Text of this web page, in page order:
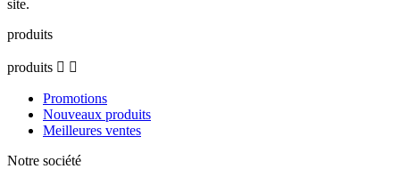
site.
produits
produits  
Promotions
Nouveaux produits
Meilleures ventes
Notre société